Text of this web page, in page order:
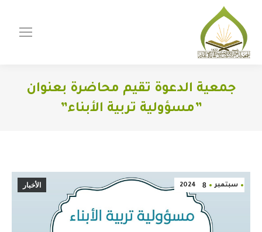
جمعية الدعوة تقيم محاضرة بعنوان
”مسؤولية تربية الأبناء”
سبتمبر 8
2024 الأخبار